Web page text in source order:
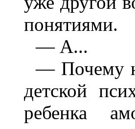
понятиями.
— А...
— Почему
детской
ребенка